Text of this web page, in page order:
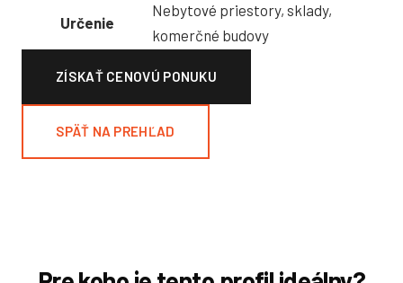
Určenie
Nebytové priestory, sklady,
komerčné budovy
ZÍSKAŤ CENOVÚ PONUKU
SPÄŤ NA PREHĽAD